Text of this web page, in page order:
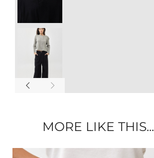
MORE LIKE THIS...